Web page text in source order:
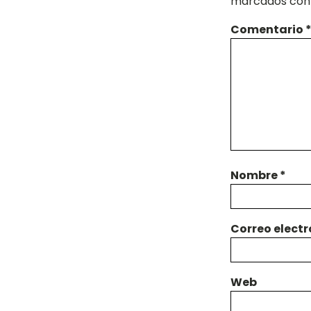
Comentario *
Nombre*
Correo
Web